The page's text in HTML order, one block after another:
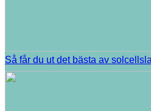
Så får du ut det bästa av